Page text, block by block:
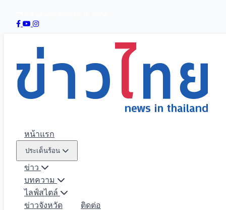
หน้าแรก
ประเด็นร้อน
ข่าว
บทความ
ไลฟ์สไตล์
ข่าวจังหวัด
ติดต่อ